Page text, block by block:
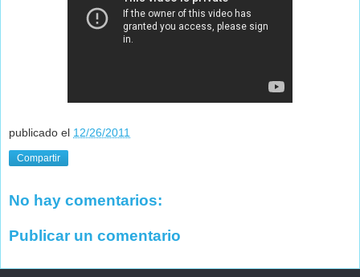
publicado el 12/26/2011
Compartir
No hay comentarios:
Publicar un comentario